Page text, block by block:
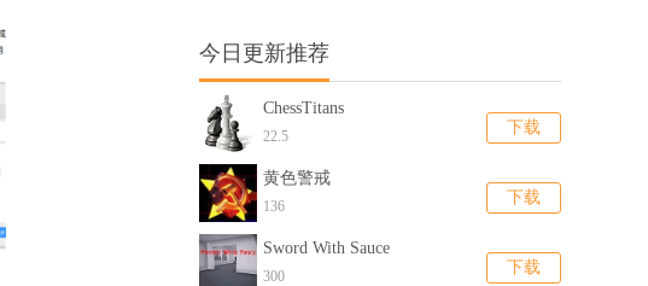
今日更新推荐
下载
ChessTitans
22.5
下载
黄色警戒
136
下载
Sword With Sauce
300